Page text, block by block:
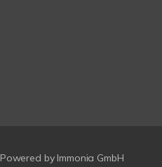
Powered by Immonia GmbH